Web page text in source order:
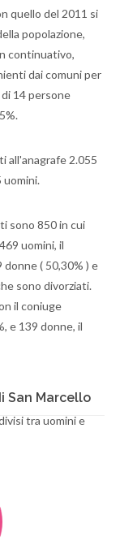
quello del 2011 si
popolazione,
continuativo,
dai comuni per
14 persone
all'anagrafe 2.055
uomini.
sono 850 in cui
uomini, il
( 50,30% ) e
sono divorziati.
il coniuge
e 139 donne, il
San Marcello
tra uomini e